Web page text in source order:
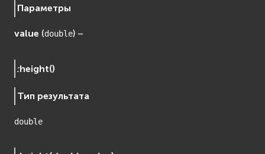
Параметры
value (double) –
:height()
Тип результата
double